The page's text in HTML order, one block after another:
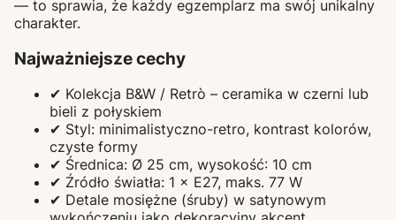
— to sprawia, że każdy egzemplarz ma swój unikalny
charakter.
Najważniejsze cechy
✔ Kolekcja B&W / Retrò – ceramika w czerni lub
bieli z połyskiem
✔ Styl: minimalistyczno-retro, kontrast kolorów,
czyste formy
✔ Średnica: Ø 25 cm, wysokość: 10 cm
✔ Źródło światła: 1 × E27, maks. 77 W
✔ Detale mosiężne (śruby) w satynowym